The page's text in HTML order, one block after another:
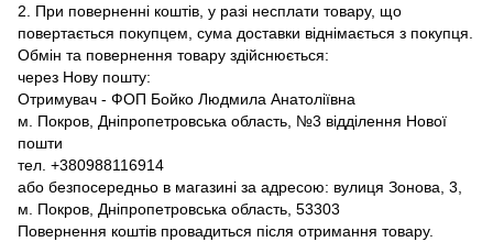
2. При поверненні коштів, у разі несплати товару, що
повертається покупцем, сума доставки віднімається з покупця.
Обмін та повернення товару здійснюється:
через Нову пошту:
Отримувач - ФОП Бойко Людмила Анатоліївна
м. Покров, Дніпропетровська область, №3 відділення Нової
пошти
тел. +380988116914
або безпосередньо в магазині за адресою: вулиця Зонова, 3,
м. Покров, Дніпропетровська область, 53303
Повернення коштів провадиться після отримання товару.